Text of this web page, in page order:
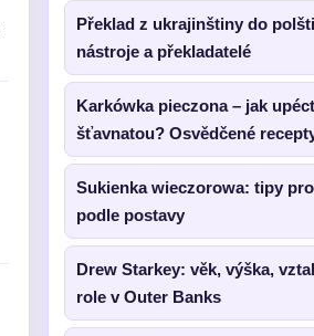
Překlad z ukrajinštiny do
nástroje a překladatelé
Karkówka pieczona – jak upéct
šťavnatou? Osvědčené
Sukienka wieczorowa: tipy
podle postavy
Drew Starkey: věk, výška,
role v Outer Banks